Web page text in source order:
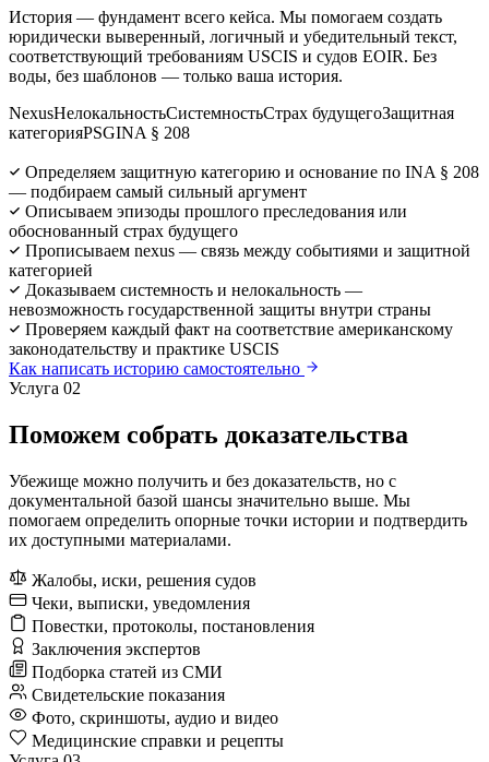
История — фундамент всего кейса. Мы помогаем создать
юридически выверенный, логичный и убедительный текст,
соответствующий требованиям USCIS и судов EOIR. Без
воды, без шаблонов — только ваша история.
NexusНелокальностьСистемностьСтрах будущегоЗащитная
категорияPSGINA § 208
Определяем защитную категорию и основание по INA § 208
— подбираем самый сильный аргумент
Описываем эпизоды прошлого преследования или
обоснованный страх будущего
Прописываем nexus — связь между событиями и защитной
категорией
Доказываем системность и нелокальность —
невозможность государственной защиты внутри страны
Проверяем каждый факт на соответствие американскому
законодательству и практике USCIS
Как написать историю самостоятельно
Услуга 02
Поможем собрать доказательства
Убежище можно получить и без доказательств, но с
документальной базой шансы значительно выше. Мы
помогаем определить опорные точки истории и подтвердить
их доступными материалами.
Жалобы, иски, решения судов
Чеки, выписки, уведомления
Повестки, протоколы, постановления
Заключения экспертов
Подборка статей из СМИ
Свидетельские показания
Фото, скриншоты, аудио и видео
Медицинские справки и рецепты